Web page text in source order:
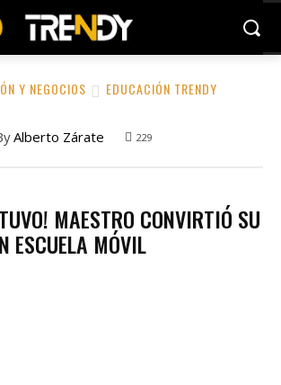
Y NEGOCIOS EDUCACIÓN TRENDY
Alberto Zárate 229
MAESTRO CONVIRTIÓ SU
ESCUELA MÓVIL